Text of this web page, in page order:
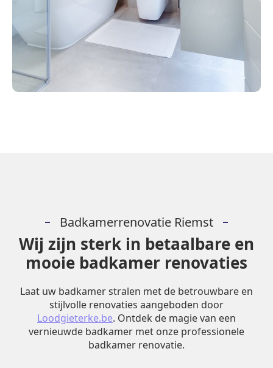
Badkamerrenovatie Riemst
Wij zijn sterk in betaalbare en
mooie badkamer renovaties
Laat uw badkamer stralen met de betrouwbare en
stijlvolle renovaties aangeboden door
Loodgieterke.be. Ontdek de magie van een
vernieuwde badkamer met onze professionele
badkamer renovatie.